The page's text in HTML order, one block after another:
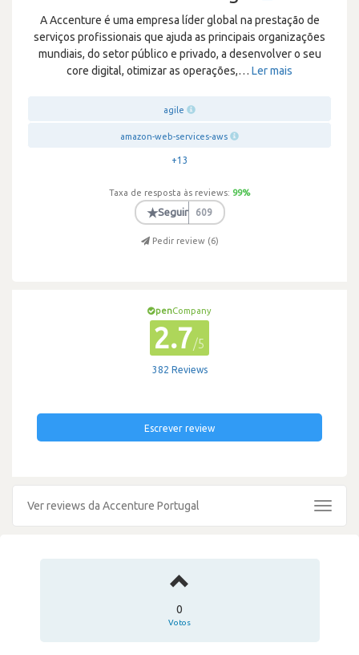
A Accenture é uma empresa líder global na prestação de
serviços profissionais que ajuda as principais organizações
mundiais, do setor público e privado, a desenvolver o seu
core digital, otimizar as operações,… Ler mais
agile
amazon-web-services-aws
+13
Taxa de resposta às reviews: 99%
★Seguir 609
Pedir review (6)
penCompany
2.7/5
382 Reviews
Escrever review
Ver reviews da Accenture Portugal
Toggle
0
Votos